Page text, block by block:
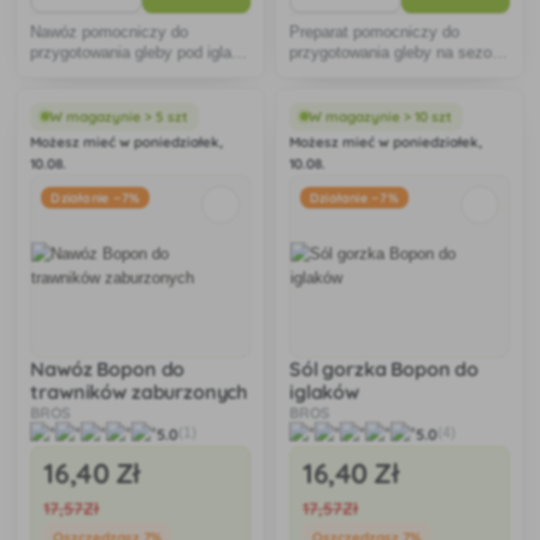
Nawóz pomocniczy do
przygotowania gleby pod iglaki
Preparat pomocniczy do
przygotowania gleby na sezon
W magazynie > 5 szt
Możesz mieć w poniedziałek,
10.08.
Działanie −7%
Nawóz Bopon do
trawników zaburzonych
BROS
5.0
16,40 Zł
17,57Zł
W magazynie > 10 szt
Możesz mieć w poniedziałek,
10.08.
Działanie −7%
Sól gorzka Bopon do
iglaków
BROS
5.0
16,40 Zł
17,57Zł